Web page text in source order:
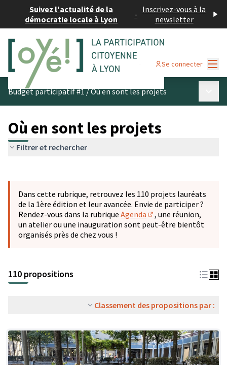
Suivez l'actualité de la
démocratie locale à Lyon
- Inscrivez-vous à la
newsletter
Se connecter
Budget participatif #1/Où en sont les projets
Où en sont les projets
Filtrer et rechercher
−
Dans cette rubrique, retrouvez les 110 projets lauréats
de la 1ère édition et leur avancée. Envie de participer ?
Rendez-vous dans la rubrique Agenda
(S'ouvre dans un
, une réunion,
un atelier ou une inauguration sont peut-être bientôt
organisés près de chez vous !
110 propositions
Classement des propositions par :